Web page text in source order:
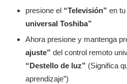
presione el “Televisión” en tu
universal Toshiba”
Ahora presione y mantenga
ajuste” del control remoto
“Destello de luz” (Significa
aprendizaje”)